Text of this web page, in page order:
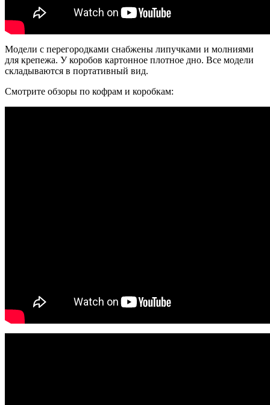
Модели с перегородками снабжены липучками и молниями
для крепежа. У коробов картонное плотное дно. Все модели
складываются в портативный вид.
Смотрите обзоры по кофрам и коробкам: